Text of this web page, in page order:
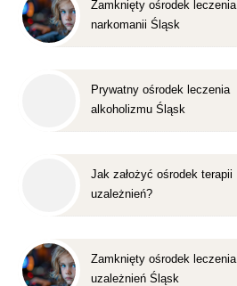
Zamknięty ośrodek leczenia
narkomanii Śląsk
Prywatny ośrodek leczenia
alkoholizmu Śląsk
Jak założyć ośrodek terapii
uzależnień?
Zamknięty ośrodek leczenia
uzależnień Śląsk